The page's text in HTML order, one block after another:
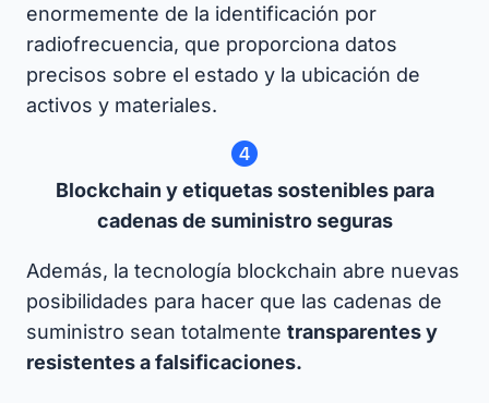
enormemente de la identificación por
radiofrecuencia, que proporciona datos
precisos sobre el estado y la ubicación de
activos y materiales.
Blockchain y etiquetas sostenibles para
cadenas de suministro seguras
Además, la tecnología blockchain abre nuevas
posibilidades para hacer que las cadenas de
suministro sean totalmente transparentes y
resistentes a falsificaciones.